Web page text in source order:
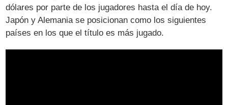
dólares por parte de los jugadores hasta el día de hoy.
Japón y Alemania se posicionan como los siguientes
países en los que el título es más jugado.